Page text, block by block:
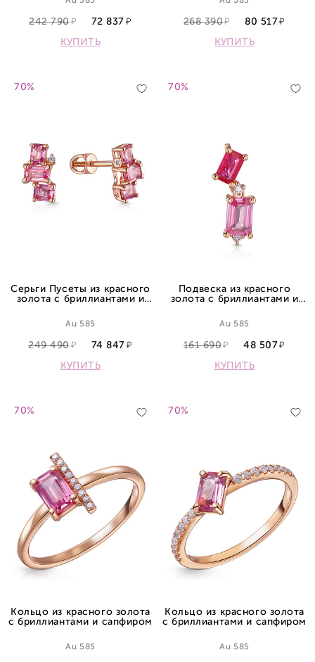
242 790
72 837
КУПИТЬ
268 390
80 517
КУПИТЬ
70%
Серьги Пусеты из красного
золота с бриллиантами и
Au 585
249 490
74 847
КУПИТЬ
70%
Подвеска из красного
золота с бриллиантами и
Au 585
161 690
48 507
КУПИТЬ
70%
Кольцо из красного золота
с бриллиантами и сапфиром
Au 585
70%
Кольцо из красного золота
с бриллиантами и сапфиром
Au 585